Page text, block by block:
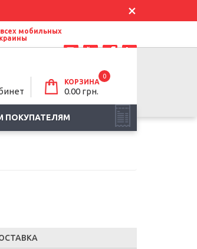
мобильных
КОРЗИНА
0
0.00 грн.
ПОКУПАТЕЛЯМ